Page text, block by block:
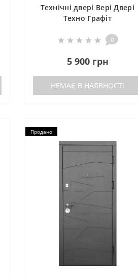
Технічні двері Вері Двері
Техно Графіт
0
5 900 грн
НЕМАЄ В НАЯВНОСТІ
Продано